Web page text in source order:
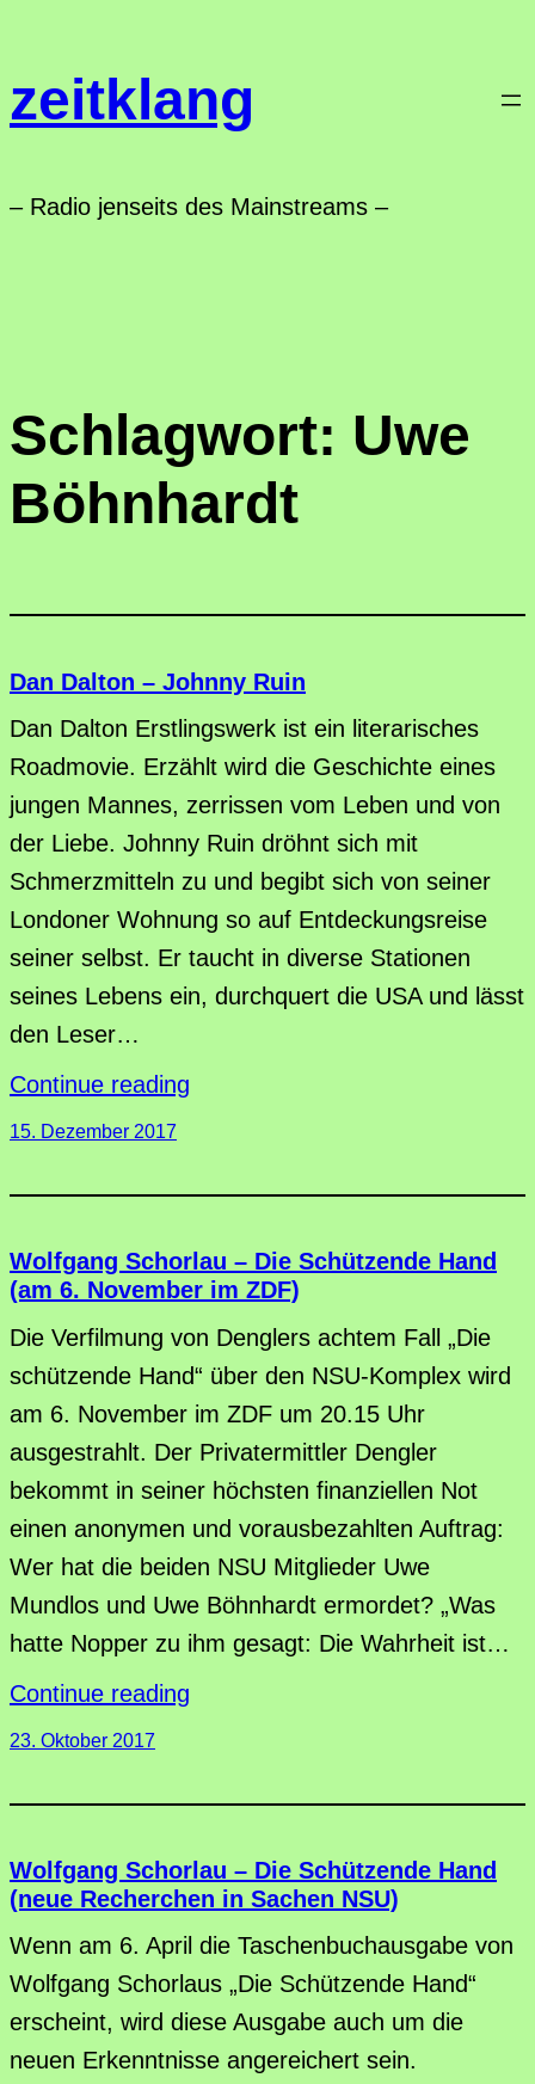
springen
zeitklang
– Radio jenseits des Mainstreams –
Schlagwort: Uwe
Böhnhardt
Dan Dalton – Johnny Ruin
Dan Dalton Erstlingswerk ist ein literarisches
Roadmovie. Erzählt wird die Geschichte eines
jungen Mannes, zerrissen vom Leben und von
der Liebe. Johnny Ruin dröhnt sich mit
Schmerzmitteln zu und begibt sich von seiner
Londoner Wohnung so auf Entdeckungsreise
seiner selbst. Er taucht in diverse Stationen
seines Lebens ein, durchquert die USA und lässt
den Leser…
Continue reading
15. Dezember 2017
Wolfgang Schorlau – Die Schützende Hand
(am 6. November im ZDF)
Die Verfilmung von Denglers achtem Fall „Die
schützende Hand“ über den NSU-Komplex wird
am 6. November im ZDF um 20.15 Uhr
ausgestrahlt. Der Privatermittler Dengler
bekommt in seiner höchsten finanziellen Not
einen anonymen und vorausbezahlten Auftrag:
Wer hat die beiden NSU Mitglieder Uwe
Mundlos und Uwe Böhnhardt ermordet? „Was
hatte Nopper zu ihm gesagt: Die Wahrheit ist…
Continue reading
23. Oktober 2017
Wolfgang Schorlau – Die Schützende Hand
(neue Recherchen in Sachen NSU)
Wenn am 6. April die Taschenbuchausgabe von
Wolfgang Schorlaus „Die Schützende Hand“
erscheint, wird diese Ausgabe auch um die
neuen Erkenntnisse angereichert sein.